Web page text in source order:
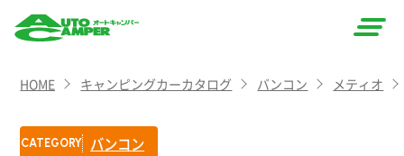
CAMPER
（オート
HOME キャンピングカーカタログ バンコン メティオ
CATEGORY バンコン